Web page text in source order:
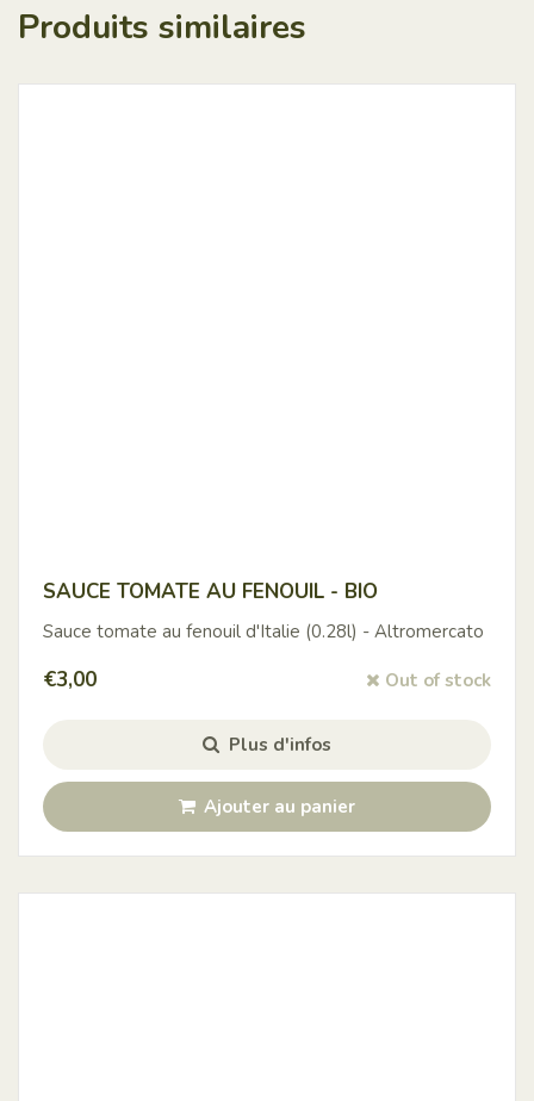
Produits similaires
SAUCE TOMATE AU FENOUIL - BIO
Sauce tomate au fenouil d'Italie (0.28l) - Altromercato
€3,00 Out of stock
Plus d'infos
Ajouter au panier